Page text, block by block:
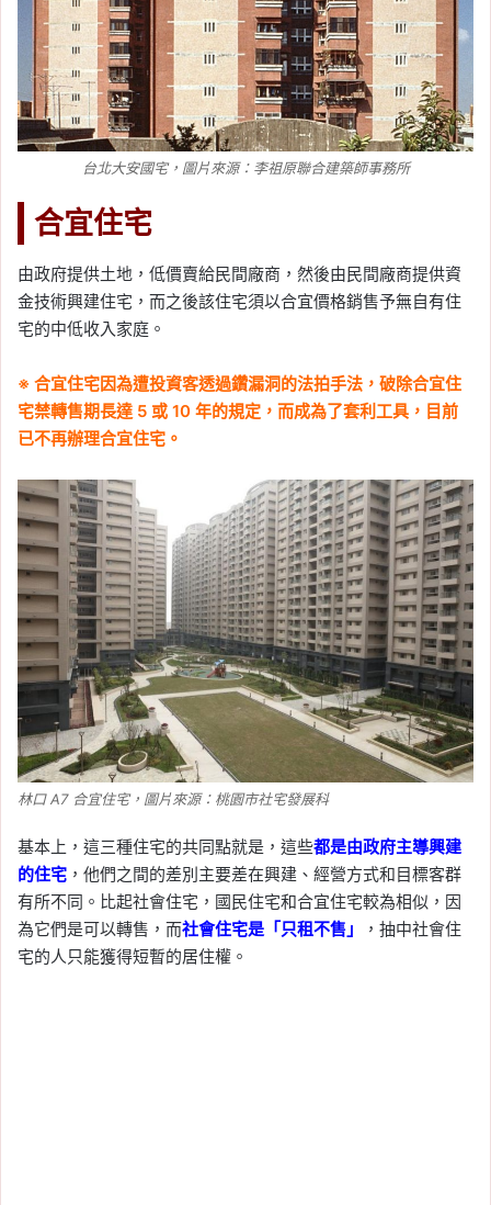
台北大安國宅，圖片來源：李祖原聯合建築師事務所
合宜住宅
由政府提供土地，低價賣給民間廠商，然後由民間廠商提供資
金技術興建住宅，而之後該住宅須以合宜價格銷售予無自有住
宅的中低收入家庭。
※ 合宜住宅因為遭投資客透過鑽漏洞的法拍手法，破除合宜住
宅禁轉售期長達 5 或 10 年的規定，而成為了套利工具，目前
已不再辦理合宜住宅。
林口 A7 合宜住宅，圖片來源：桃園市社宅發展科
基本上，這三種住宅的共同點就是，這些都是由政府主導興建
的住宅 ，他們之間的差別主要差在興建、經營方式和目標客群
有所不同。比起社會住宅，國民住宅和合宜住宅較為相似，因
為它們是可以轉售，而社會住宅是「只租不售」
，抽中社會住
宅的人只能獲得短暫的居住權。